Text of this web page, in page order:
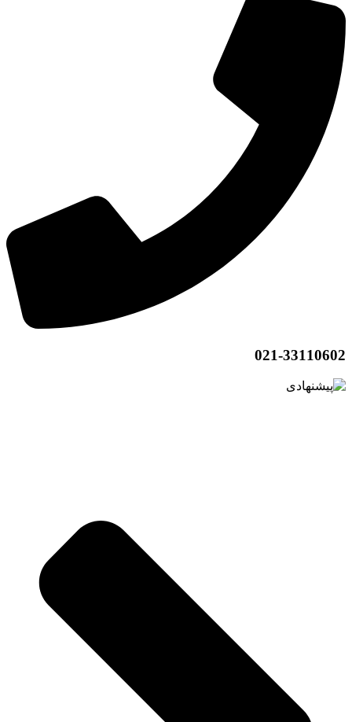
021-33110602